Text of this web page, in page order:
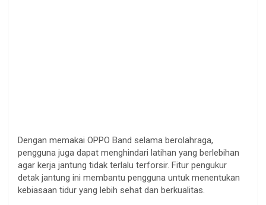
Dengan memakai OPPO Band selama berolahraga,
pengguna juga dapat menghindari latihan yang berlebihan
agar kerja jantung tidak terlalu terforsir. Fitur pengukur
detak jantung ini membantu pengguna untuk menentukan
kebiasaan tidur yang lebih sehat dan berkualitas.